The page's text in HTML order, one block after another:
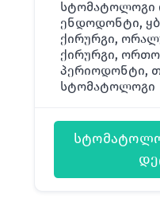
სტომატოლოგი
ენდოდონტი,
ქირურგი,
ქირურგი,
პერიოდონტი,
სტომატოლოგი